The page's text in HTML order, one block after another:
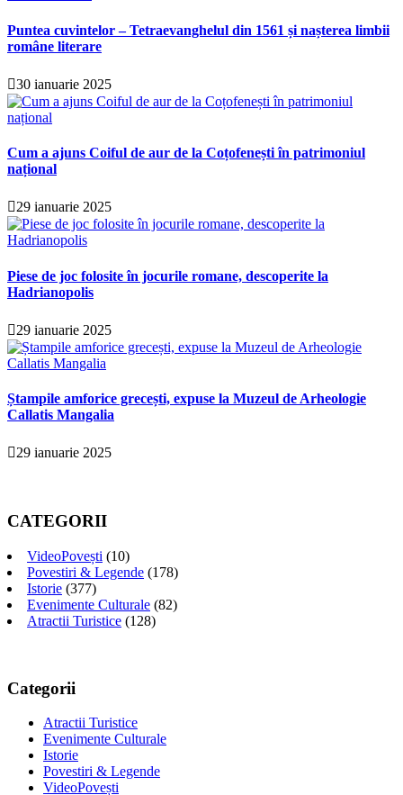
Puntea cuvintelor – Tetraevanghelul din 1561 și nașterea limbii
române literare
30 ianuarie 2025
Cum a ajuns Coiful de aur de la Coțofenești în patrimoniul
național
29 ianuarie 2025
Piese de joc folosite în jocurile romane, descoperite la
Hadrianopolis
29 ianuarie 2025
Ștampile amforice grecești, expuse la Muzeul de Arheologie
Callatis Mangalia
29 ianuarie 2025
CATEGORII
VideoPovești (10)
Povestiri & Legende (178)
Istorie (377)
Evenimente Culturale (82)
Atractii Turistice (128)
Categorii
Atractii Turistice
Evenimente Culturale
Istorie
Povestiri & Legende
VideoPovești